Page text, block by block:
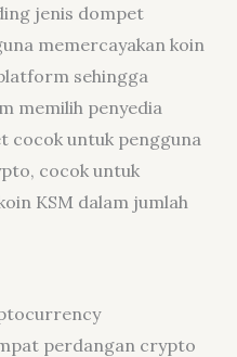
jenis dompet
memercayakan koin
sehingga
memilih penyedia
cocok untuk pengguna
, cocok untuk
KSM dalam jumlah
perdangan crypto